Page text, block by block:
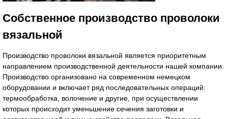
Собственное производство проволоки
вязальной
Производство проволоки вязальной является приоритетным
направлением производственной деятельности нашей компании.
Производство организовано на современном немецком
оборудовании и включает ряд последовательных операций:
термообработка, воло­чение и другие, при осуществлении
которых происходит умень­шение сечения заготовки и